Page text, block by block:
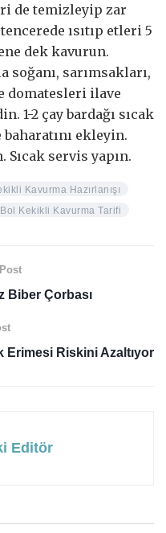
de temizleyip zar
ısıtıp etleri 5
dek kavurun.
soğanı, sarımsakları,
domatesleri ilave
1-2 çay bardağı sıcak
ekleyin.
Sıcak servis yapın.
Kavurma Hazırlanışı
Bol Kekikli Kavurma Tarifi
Biber Çorbası
Erimesi Riskini Azaltıyor
Editör